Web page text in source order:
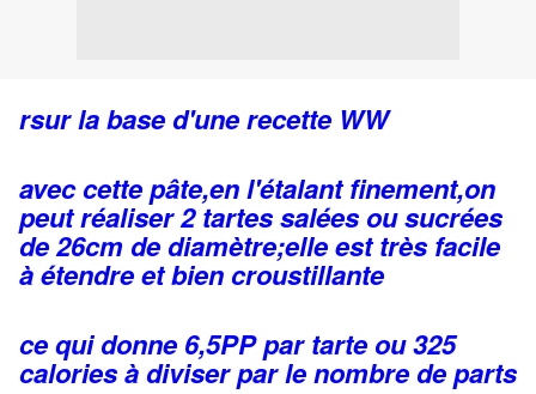
rsur la base d'une recette WW
avec cette pâte,en l'étalant finement,on
peut réaliser 2 tartes salées ou sucrées
de 26cm de diamètre;elle est très facile
à étendre et bien croustillante
ce qui donne 6,5PP par tarte ou 325
calories à diviser par le nombre de parts